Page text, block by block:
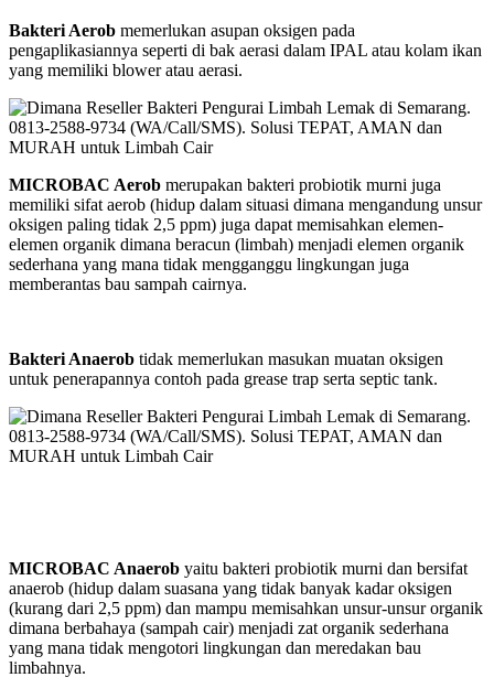
Bakteri Aerob memerlukan asupan oksigen pada
pengaplikasiannya seperti di bak aerasi dalam IPAL atau kolam ikan
yang memiliki blower atau aerasi.
MICROBAC Aerob merupakan bakteri probiotik murni juga
memiliki sifat aerob (hidup dalam situasi dimana mengandung unsur
oksigen paling tidak 2,5 ppm) juga dapat memisahkan elemen-
elemen organik dimana beracun (limbah) menjadi elemen organik
sederhana yang mana tidak mengganggu lingkungan juga
memberantas bau sampah cairnya.
Bakteri Anaerob tidak memerlukan masukan muatan oksigen
untuk penerapannya contoh pada grease trap serta septic tank.
MICROBAC Anaerob yaitu bakteri probiotik murni dan bersifat
anaerob (hidup dalam suasana yang tidak banyak kadar oksigen
(kurang dari 2,5 ppm) dan mampu memisahkan unsur-unsur organik
dimana berbahaya (sampah cair) menjadi zat organik sederhana
yang mana tidak mengotori lingkungan dan meredakan bau
limbahnya.